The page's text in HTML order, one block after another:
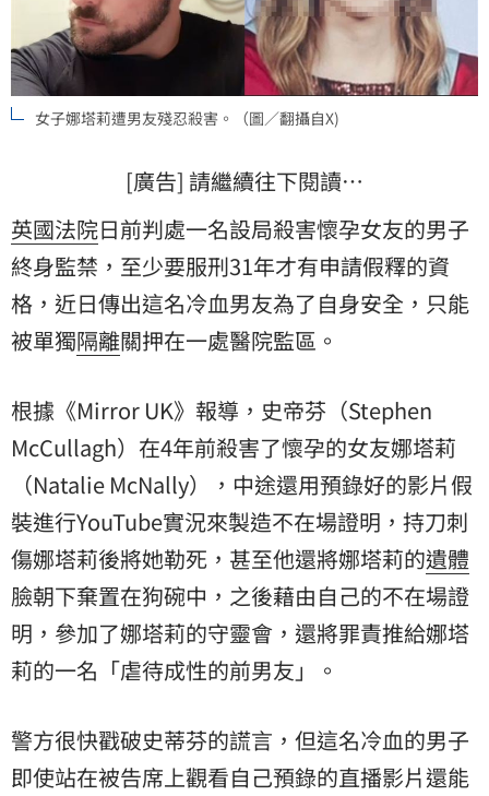
女子娜塔莉遭男友殘忍殺害。（圖／翻攝自X)
[廣告] 請繼續往下閱讀…
英國法院日前判處一名設局殺害懷孕女友的男子
終身監禁，至少要服刑31年才有申請假釋的資
格，近日傳出這名冷血男友為了自身安全，只能
被單獨隔離關押在一處醫院監區。
根據《Mirror UK》報導，史帝芬（Stephen
McCullagh）在4年前殺害了懷孕的女友娜塔莉
（Natalie McNally），中途還用預錄好的影片假
裝進行YouTube實況來製造不在場證明，持刀刺
傷娜塔莉後將她勒死，甚至他還將娜塔莉的遺體
臉朝下棄置在狗碗中，之後藉由自己的不在場證
明，參加了娜塔莉的守靈會，還將罪責推給娜塔
莉的一名「虐待成性的前男友」。
警方很快戳破史蒂芬的謊言，但這名冷血的男子
即使站在被告席上觀看自己預錄的直播影片還能